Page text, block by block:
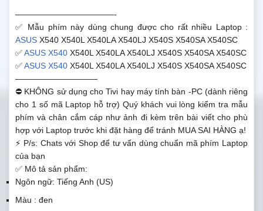
————————————-
✅ Mẫu phím này dùng chung được cho rất nhiều Laptop :
ASUS X540 X540L X540LA X540LJ X540S X540SA X540SC
✅ASUS X540 X540L X540LA X540LJ X540S X540SA X540SC
✅ASUS X540 X540L X540LA X540LJ X540S X540SA X540SC
——————————
⛔ KHÔNG sử dụng cho Tivi hay máy tính bàn -PC (dành riêng
cho 1 số mã Laptop hỗ trợ) Quý khách vui lòng kiểm tra mẫu
phím và chân cắm cáp như ảnh đi kèm trên bài viết cho phù
hợp với Laptop trước khi đặt hàng để tránh MUA SAI HÀNG ạ!
⚡ P/s: Chats với Shop để tư vấn dùng chuẩn mã phím Laptop
của bạn
✅ Mô tả sản phẩm:
Ngôn ngữ: Tiếng Anh (US)
Màu : đen